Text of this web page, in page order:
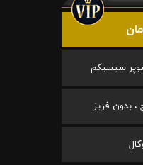
سیسیکم
بدون فریز